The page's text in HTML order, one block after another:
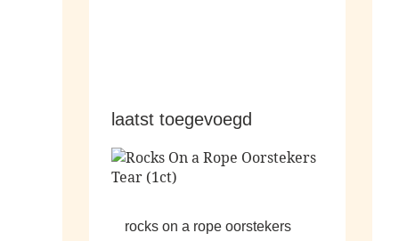
laatst toegevoegd
rocks on a rope oorstekers